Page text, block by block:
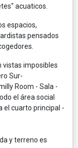
acuaticos.
espacios,
pensados
vistas imposibles
Sur-
Room - Sala -
el área social
el cuarto principal -
y terreno es